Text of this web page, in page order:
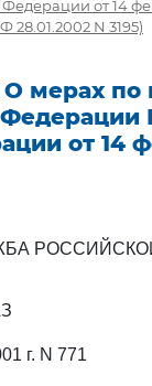
от 14
N 3195)
О мерах
от 14
г. N 771